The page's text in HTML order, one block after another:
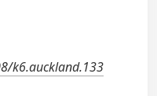
k6.auckland.133